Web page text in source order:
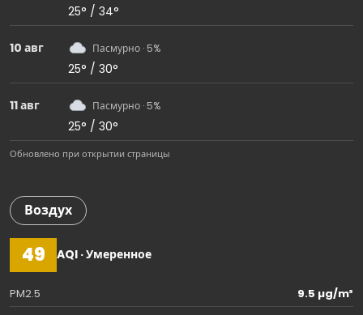
25° / 34°
10 авг Пасмурно · 5%
25° / 30°
11 авг Пасмурно · 5%
25° / 30°
Обновлено при открытии страницы
Воздух
49 AQI · Умеренное
PM2.5
9.5 µg/m³